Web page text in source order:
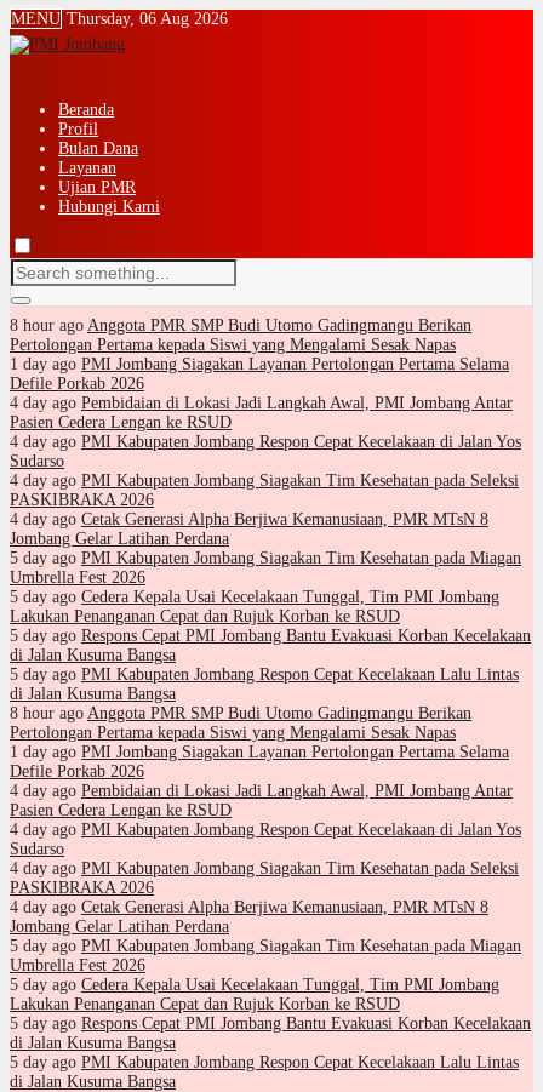
MENU Thursday, 06 Aug 2026
Beranda
Profil
Bulan Dana
Layanan
Ujian PMR
Hubungi Kami
8 hour ago Anggota PMR SMP Budi Utomo Gadingmangu Berikan
Pertolongan Pertama kepada Siswi yang Mengalami Sesak Napas
1 day ago PMI Jombang Siagakan Layanan Pertolongan Pertama Selama
Defile Porkab 2026
4 day ago Pembidaian di Lokasi Jadi Langkah Awal, PMI Jombang Antar
Pasien Cedera Lengan ke RSUD
4 day ago PMI Kabupaten Jombang Respon Cepat Kecelakaan di Jalan Yos
Sudarso
4 day ago PMI Kabupaten Jombang Siagakan Tim Kesehatan pada Seleksi
PASKIBRAKA 2026
4 day ago Cetak Generasi Alpha Berjiwa Kemanusiaan, PMR MTsN 8
Jombang Gelar Latihan Perdana
5 day ago PMI Kabupaten Jombang Siagakan Tim Kesehatan pada Miagan
Umbrella Fest 2026
5 day ago Cedera Kepala Usai Kecelakaan Tunggal, Tim PMI Jombang
Lakukan Penanganan Cepat dan Rujuk Korban ke RSUD
5 day ago Respons Cepat PMI Jombang Bantu Evakuasi Korban Kecelakaan
di Jalan Kusuma Bangsa
5 day ago PMI Kabupaten Jombang Respon Cepat Kecelakaan Lalu Lintas
di Jalan Kusuma Bangsa
8 hour ago Anggota PMR SMP Budi Utomo Gadingmangu Berikan
Pertolongan Pertama kepada Siswi yang Mengalami Sesak Napas
1 day ago PMI Jombang Siagakan Layanan Pertolongan Pertama Selama
Defile Porkab 2026
4 day ago Pembidaian di Lokasi Jadi Langkah Awal, PMI Jombang Antar
Pasien Cedera Lengan ke RSUD
4 day ago PMI Kabupaten Jombang Respon Cepat Kecelakaan di Jalan Yos
Sudarso
4 day ago PMI Kabupaten Jombang Siagakan Tim Kesehatan pada Seleksi
PASKIBRAKA 2026
4 day ago Cetak Generasi Alpha Berjiwa Kemanusiaan, PMR MTsN 8
Jombang Gelar Latihan Perdana
5 day ago PMI Kabupaten Jombang Siagakan Tim Kesehatan pada Miagan
Umbrella Fest 2026
5 day ago Cedera Kepala Usai Kecelakaan Tunggal, Tim PMI Jombang
Lakukan Penanganan Cepat dan Rujuk Korban ke RSUD
5 day ago Respons Cepat PMI Jombang Bantu Evakuasi Korban Kecelakaan
di Jalan Kusuma Bangsa
5 day ago PMI Kabupaten Jombang Respon Cepat Kecelakaan Lalu Lintas
di Jalan Kusuma Bangsa